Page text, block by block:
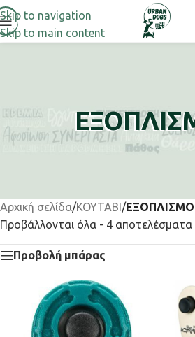
Skip to navigation
Skip to main content
Αρχική σελίδα/ΚΟΥΤΑΒΙ/
Προβάλλονται όλα - 4 αποτελέσματα
Προβολή μπάρας